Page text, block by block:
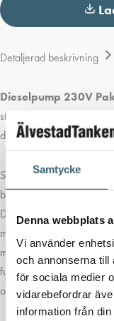
Samtycke
Denna webbplats
Vi använder
och annonserna till
för sociala medier
vidarebefordrar
information från
Detaljerad beskrivning
Dieselpump 230V
standardiserat
dieseltank eller för
ST är en säker och precis
både AC- och DC-
Dessutom är det lätt att
mångsidiga
mobila eller nedgrävda
fungerar också i flera
och byggnation.